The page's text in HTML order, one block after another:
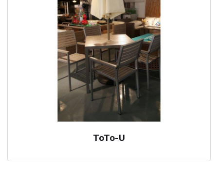
ToTo-U